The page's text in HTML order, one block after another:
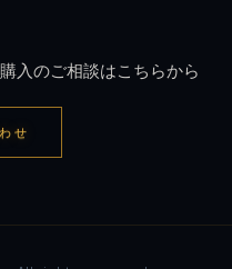
入のご相談はこちらから
せ